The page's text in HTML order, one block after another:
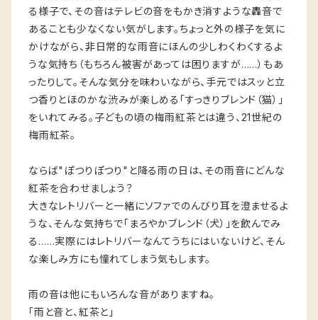
る様子で、その音はテレビの音をもかき消すような轟音で
あることも少なくない気がします。ちょっと外の様子を気に
かけながら、非日常的な雨音にほんの少しわくわくするよ
うな気持ち（もちろん被害があっては困りますが……）もあ
ったりして。そんな気分を味わいながら、手元ではスッと立
つ香りとほのかな渋みが楽しめる「すっきりブレンド（猫）」
をいれてみる。子どもの頃の梅雨紅茶とは違う、21世紀の
梅雨紅茶。
ならば"ぽつりぽつり"と降る雨の日は、その雨音にどんな
紅茶を合わせましょう？
大きなレトリバーと一緒にソファでのんびり耳を澄ませるよ
うな、そんな気持ちで「まろやかブレンド（犬）」を飲んでみ
る……実際にはレトリバーなんてうちにはいないけど、そん
な楽しみ方にも憧れてしまう気もします。
雨の音は他にもいろんな音がありますね。
「雨と音と、紅茶と」